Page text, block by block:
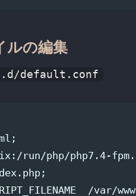
ルの編集
default.conf
;
run/php/php7.4-
;
/var/